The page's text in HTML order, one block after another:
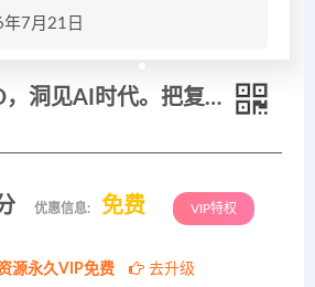
7月21日
跟夫唯学GEO，洞见AI时代。把复杂技术 “蒸馏” 成通俗易懂的实操方法，一起开启全新的探索征程
优惠信息: 免费 VIP特权
源永久VIP免费 去升级